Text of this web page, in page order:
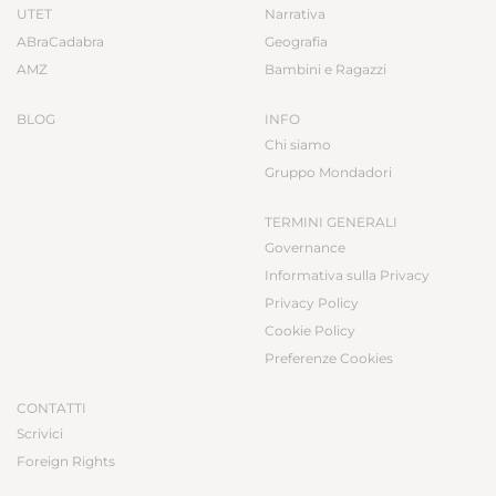
UTET
ABraCadabra
AMZ
BLOG
Narrativa
Geografia
Bambini e Ragazzi
INFO
Chi siamo
Gruppo Mondadori
TERMINI GENERALI
Governance
Informativa sulla Privacy
Privacy Policy
Cookie Policy
Preferenze Cookies
CONTATTI
Scrivici
Foreign Rights